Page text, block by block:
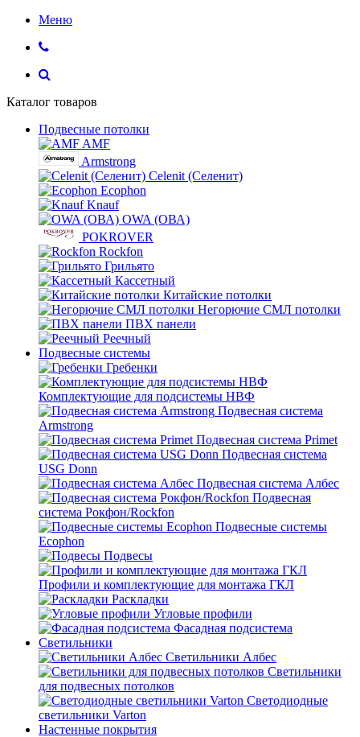
Меню
Каталог товаров
Подвесные потолки
AMF
Armstrong
Celenit (Селенит)
Ecophon
Knauf
OWA (ОВА)
POKROVER
Rockfon
Грильято
Кассетный
Китайские потолки
Негорючие СМЛ потолки
ПВХ панели
Реечный
Подвесные системы
Гребенки
Комплектующие для подсистемы НВФ
Подвесная система
Armstrong
Подвесная система Primet
Подвесная система
USG Donn
Подвесная система Албес
Подвесная
система Рокфон/Rockfon
Подвесные системы
Ecophon
Подвесы
Профили и комплектующие для монтажа ГКЛ
Раскладки
Угловые профили
Фасадная подсистема
Светильники
Светильники Албес
Светильники
для подвесных потолков
Светодиодные
светильники Varton
Настенные покрытия